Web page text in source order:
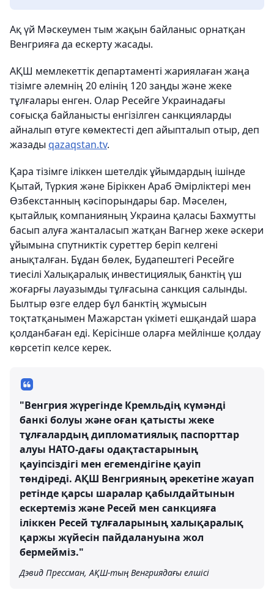
Ақ үй Мәскеумен тым жақын байланыс орнатқан
Венгрияға да ескерту жасады.
АҚШ мемлекеттік департаменті жариялаған жаңа
тізімге әлемнің 20 елінің 120 заңды және жеке
тұлғалары енген. Олар Ресейге Украинадағы
соғысқа байланысты енгізілген санкцияларды
айналып өтуге көмектесті деп айыпталып отыр, деп
жазады qazaqstan.tv.
Қара тізімге іліккен шетелдік ұйымдардың ішінде
Қытай, Түркия және Біріккен Араб Әмірліктері мен
Өзбекстанның кәсіпорындары бар. Мәселен,
қытайлық компанияның Украина қаласы Бахмутты
басып алуға жанталасып жатқан Вагнер жеке әскери
ұйымына спутниктік суреттер беріп келгені
анықталған. Бұдан бөлек, Будапештегі Ресейге
тиесілі Халықаралық инвестициялық банктің үш
жоғарғы лауазымды тұлғасына санкция салынды.
Былтыр өзге елдер бұл банктің жұмысын
тоқтатқанымен Мажарстан үкіметі ешқандай шара
қолданбаған еді. Керісінше оларға мейлінше қолдау
көрсетіп келсе керек.
"Венгрия жүрегінде Кремльдің күмәнді
банкі болуы және оған қатысты жеке
тұлғалардың дипломатиялық паспорттар
алуы НАТО-дағы одақтастарының
қауіпсіздігі мен егемендігіне қауіп
төндіреді. АҚШ Венгрияның әрекетіне жауап
ретінде қарсы шаралар қабылдайтынын
ескертеміз және Ресей мен санкцияға
іліккен Ресей тұлғаларының халықаралық
қаржы жүйесін пайдалануына жол
бермейміз."
Дэвид Прессман, АҚШ-тың Венгриядағы елшісі